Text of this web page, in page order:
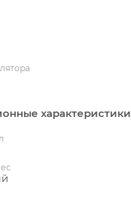
характеристики